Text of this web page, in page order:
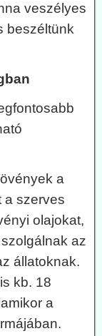
veszélyes
beszéltünk
a
a szerves
olajokat,
az
állatoknak.
kb. 18
a